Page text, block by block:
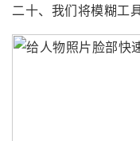
二十、我们将模糊工